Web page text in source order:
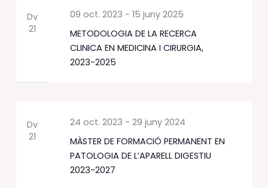
Dv
21
METODOLOGIA DE LA RECERCA
CLINICA EN MEDICINA I CIRURGIA,
2023-2025
09 oct. 2023 - 15 juny 2025
Dv
21
MÀSTER DE FORMACIÓ PERMANENT EN
PATOLOGIA DE L’APARELL DIGESTIU
2023-2027
24 oct. 2023 - 29 juny 2024